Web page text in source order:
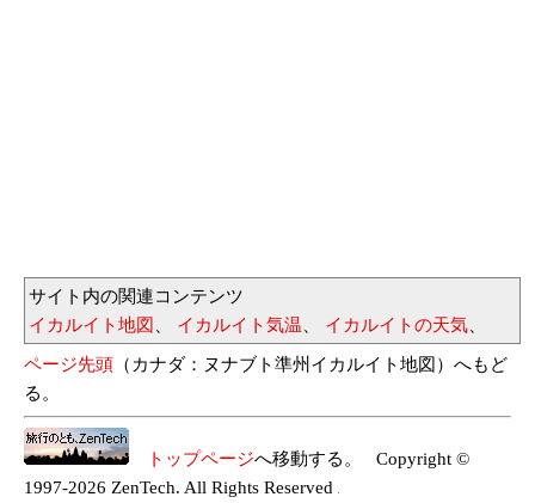
サイト内の関連コンテンツ
イカルイト地図
イカルイト気温 イカルイトの天気
ページ先頭 （カナダ：ヌナブト準州イカルイト地図）へもど
る。
トップページへ移動する。 Copyright ©
1997-2026 ZenTech. All Rights Reserved